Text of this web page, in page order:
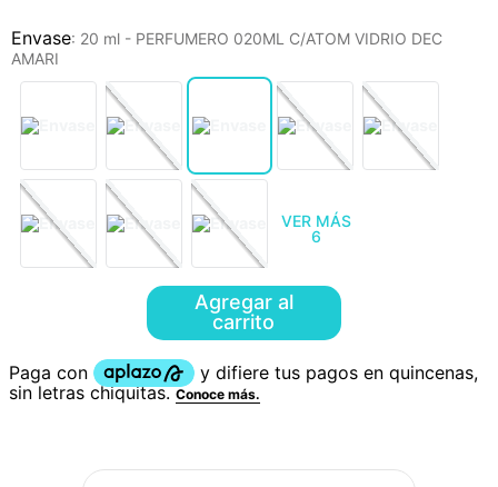
: 20 ml - PERFUMERO 020ML C/ATOM VIDRIO DEC
AMARI
VER MÁS
6
Agregar al
carrito